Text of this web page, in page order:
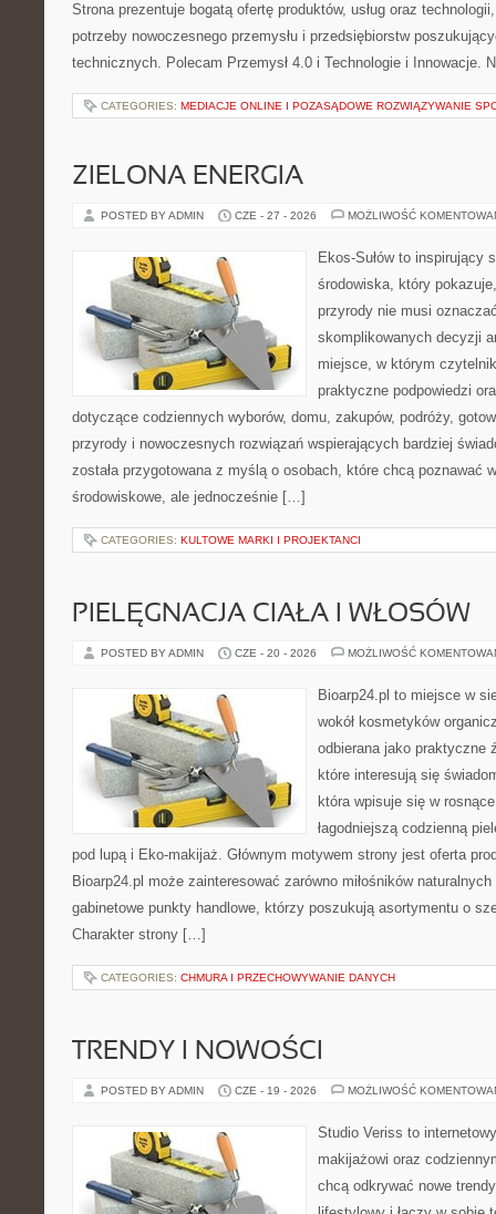
Strona prezentuje bogatą ofertę produktów, usług oraz
potrzeby nowoczesnego przemysłu i przedsiębiorstw
technicznych. Polecam Przemysł 4.0 i Technologie i Innowacje.
CATEGORIES: MEDIACJE ONLINE I POZASĄDOWE ROZWIĄZYWANIE
ZIELONA ENERGIA
POSTED BY ADMIN CZE - 27 - 2026 MOŻLIWOŚĆ
Ekos-Sułów to inspirujący
środowiska, który
przyrody nie musi
skomplikowanych decyzji
miejsce, w którym
praktyczne podpowiedzi
dotyczące codziennych wyborów, domu, zakupów, podróży,
przyrody i nowoczesnych rozwiązań wspierających bardziej
została przygotowana z myślą o osobach, które chcą poznawać
środowiskowe, ale jednocześnie […]
CATEGORIES: KULTOWE MARKI I PROJEKTANCI
PIELĘGNACJA CIAŁA I WŁOSÓW
POSTED BY ADMIN CZE - 20 - 2026 MOŻLIWOŚĆ
Bioarp24.pl to miejsce w
wokół kosmetyków
odbierana jako praktyczne
które interesują się
która wpisuje się w
łagodniejszą codzienną
pod lupą i Eko-makijaż. Głównym motywem strony jest oferta
Bioarp24.pl może zainteresować zarówno miłośników
gabinetowe punkty handlowe, którzy poszukują asortymentu o
Charakter strony […]
CATEGORIES: CHMURA I PRZECHOWYWANIE DANYCH
TRENDY I NOWOŚCI
POSTED BY ADMIN CZE - 19 - 2026 MOŻLIWOŚĆ
Studio Veriss to
makijażowi oraz
chcą odkrywać nowe